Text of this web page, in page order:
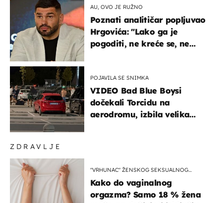
ZDRAVLJE
"VRHUNAC" ŽENSKOG SEKSUALNOG
Kako do vaginalnog
orgazma? Samo 18 % žena
AU, OVO JE RUŽNO
Poznati analitičar popljuvao
Hrgovića: "Lako ga je
pogoditi, ne kreće se, ne
POJAVILA SE SNIMKA
VIDEO Bad Blue Boysi
dočekali Torcidu na
aerodromu, izbila velika